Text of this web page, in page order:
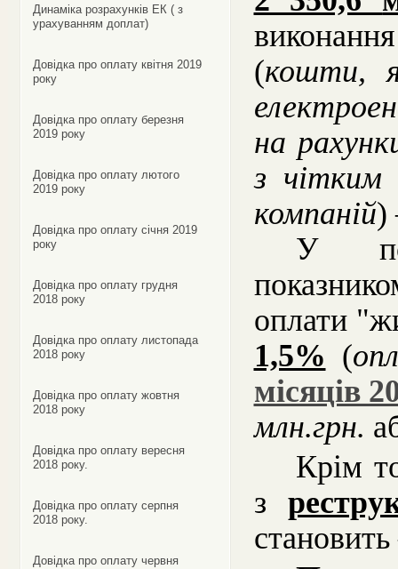
Динаміка розрахунків ЕК ( з
урахуванням доплат)
Довідка про оплату квітня 2019
року
Довідка про оплату березня
2019 року
Довідка про оплату лютого
2019 року
Довідка про оплату січня 2019
року
Довідка про оплату грудня
2018 року
Довідка про оплату листопада
2018 року
Довідка про оплату жовтня
2018 року
Довідка про оплату вересня
2018 року.
Довідка про оплату серпня
2018 року.
Довідка про оплату червня
(кошти,
на
з чітким
компаній)
У
оплати
1,5% (
місяців
млн.грн.
Крім
з